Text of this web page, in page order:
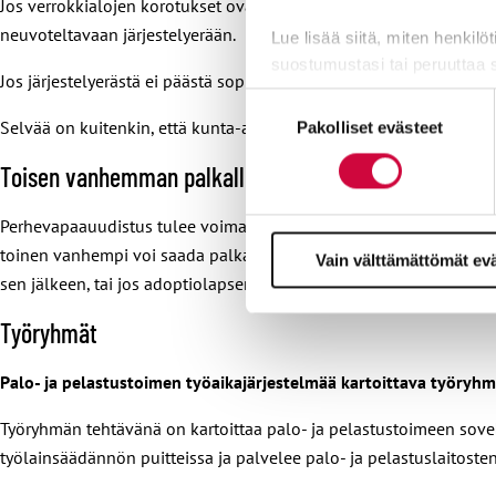
Lue lisää siitä, miten
suostumustasi tai peruuttaa
Evästeistä osa on
valinta
Pakolliset evästeet
Vain välttämättömät
Jos verrokkialojen korotukset ovat esimerkiksi 2,1 prosenttia,
neuvoteltavaan järjestelyerään.
Jos järjestelyerästä ei päästä sopimukseen, puolet siitä lisätään
Selvää on kuitenkin, että kunta-alalla korotukset tulevat
Toisen vanhemman palkallinen perhevapaa pitenee
Perhevapaauudistus tulee voimaan 1.8.2022. Kunta-alan
toinen vanhempi voi saada palkallista perhevapaata 32
sen jälkeen, tai jos adoptiolapsen hoitoonottopäivä on
Työryhmät
Palo- ja pelastustoimen työaikajärjestelmää kartoittava
Työryhmän tehtävänä on kartoittaa palo- ja pelastustoimeen
työlainsäädännön puitteissa ja palvelee palo- ja